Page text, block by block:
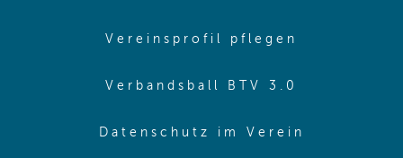
Vereinsprofil pflegen
Verbandsball BTV 3.0
Datenschutz im Verein